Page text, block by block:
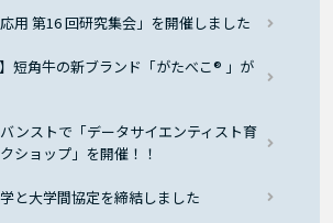
用 第16 回研究集会」を開催しました
短角牛の新ブランド「がたべこ® 」が
ンストで「データサイエンティスト育
ショップ」を開催！！
と大学間協定を締結しました